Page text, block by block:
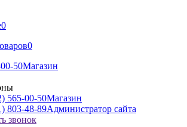
0
0
50Магазин
565-00-50Магазин
803-48-89Администратор сайта
звонок